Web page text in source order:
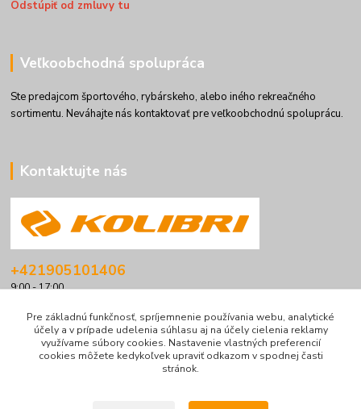
Odstúpiť od zmluvy tu
Veľkoobchodná spolupráca
Ste predajcom športového, rybárskeho, alebo iného rekreačného
sortimentu. Neváhajte nás kontaktovať pre veľkoobchodnú spoluprácu.
Kontaktujte nás
+421905101406
9:00 - 17:00
info@kolibriboats.sk
Pre základnú funkčnosť, spríjemnenie používania webu, analytické
účely a v prípade udelenia súhlasu aj na účely cielenia reklamy
využívame súbory cookies. Nastavenie vlastných preferencií
cookies môžete kedykoľvek upraviť odkazom v spodnej časti
stránok.